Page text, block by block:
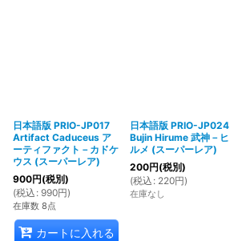
日本語版 PRIO-JP017
Artifact Caduceus ア
ーティファクト－カドケ
ウス (スーパーレア)
900円(税別)
(税込 : 990円)
在庫数 8点
カートに入れる
日本語版 PRIO-JP024
Bujin Hirume 武神－ヒ
ルメ (スーパーレア)
200円(税別)
(税込 : 220円)
在庫なし